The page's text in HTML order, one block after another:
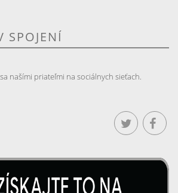
SPOJENÍ
našími priateľmi na sociálnych sieťach.